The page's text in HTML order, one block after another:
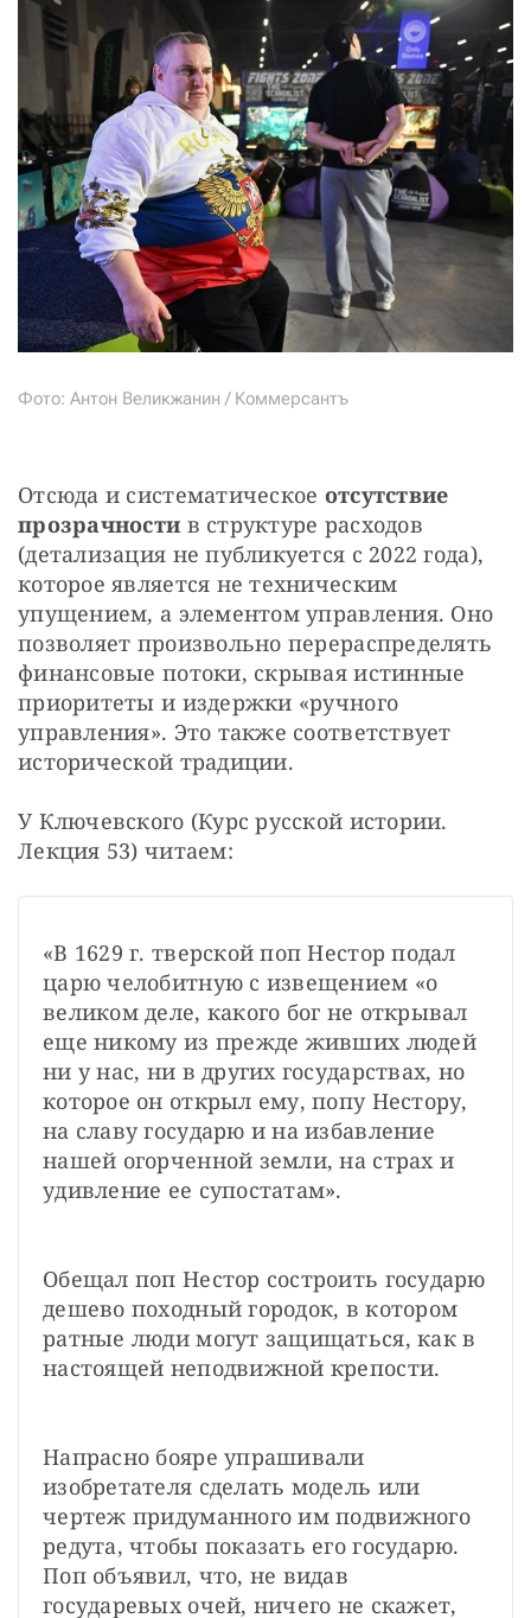
Фото: Антон Великжанин / Коммерсантъ
Отсюда и систематическое отсутствие
прозрачности в структуре расходов
(детализация не публикуется с 2022 года),
которое является не техническим
упущением, а элементом управления. Оно
позволяет произвольно перераспределять
финансовые потоки, скрывая истинные
приоритеты и издержки «ручного
управления». Это также соответствует
исторической традиции.
У Ключевского (Курс русской истории.
Лекция 53) читаем:
«В 1629 г. тверской поп Нестор подал
царю челобитную с извещением «о
великом деле, какого бог не открывал
еще никому из прежде живших людей
ни у нас, ни в других государствах, но
которое он открыл ему, попу Нестору,
на славу государю и на избавление
нашей огорченной земли, на страх и
удивление ее супостатам».
Обещал поп Нестор состроить государю
дешево походный городок, в котором
ратные люди могут защищаться, как в
настоящей неподвижной крепости.
Напрасно бояре упрашивали
изобретателя сделать модель или
чертеж придуманного им подвижного
редута, чтобы показать его государю.
Поп объявил, что, не видав
государевых очей, ничего не скажет,